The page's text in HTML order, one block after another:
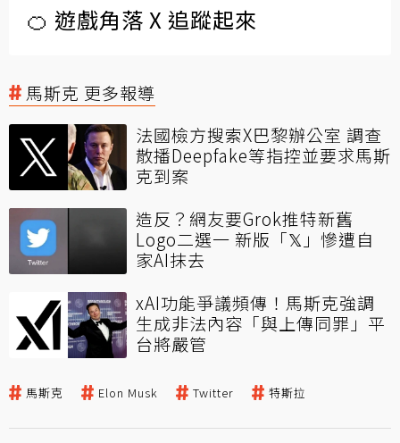
🍊 遊戲角落 X 追蹤起來
馬斯克 更多報導
法國檢方搜索X巴黎辦公室 調查
散播Deepfake等指控並要求馬斯
克到案
造反？網友要Grok推特新舊
Logo二選一 新版「𝕏」慘遭自
家AI抹去
xAI功能爭議頻傳！馬斯克強調
生成非法內容「與上傳同罪」平
台將嚴管
馬斯克 Elon Musk Twitter 特斯拉